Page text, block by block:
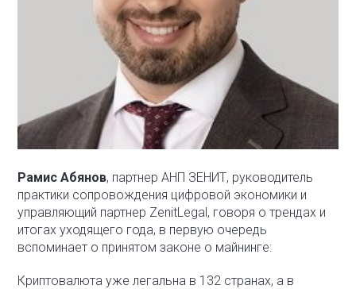
Рамис Абянов, партнер АНП ЗЕНИТ, руководитель
практики сопровождения цифровой экономики и
управляющий партнер ZenitLegal, говоря о трендах и
итогах уходящего года, в первую очередь
вспоминает о принятом законе о майнинге:
Криптовалюта уже легальна в 132 странах, а в